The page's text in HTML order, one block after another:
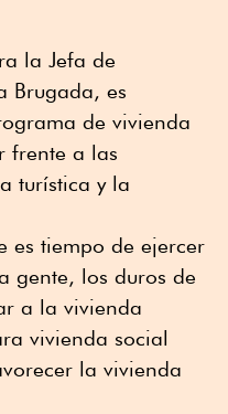
la Jefa de
Brugada, es
de vivienda
frente a las
turística y la
es tiempo de ejercer
gente, los duros de
a la vivienda
vivienda social
la vivienda